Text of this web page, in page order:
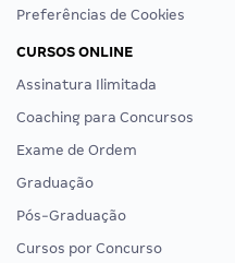
Preferências de Cookies
CURSOS ONLINE
Assinatura Ilimitada
Coaching para Concursos
Exame de Ordem
Graduação
Pós-Graduação
Cursos por Concurso